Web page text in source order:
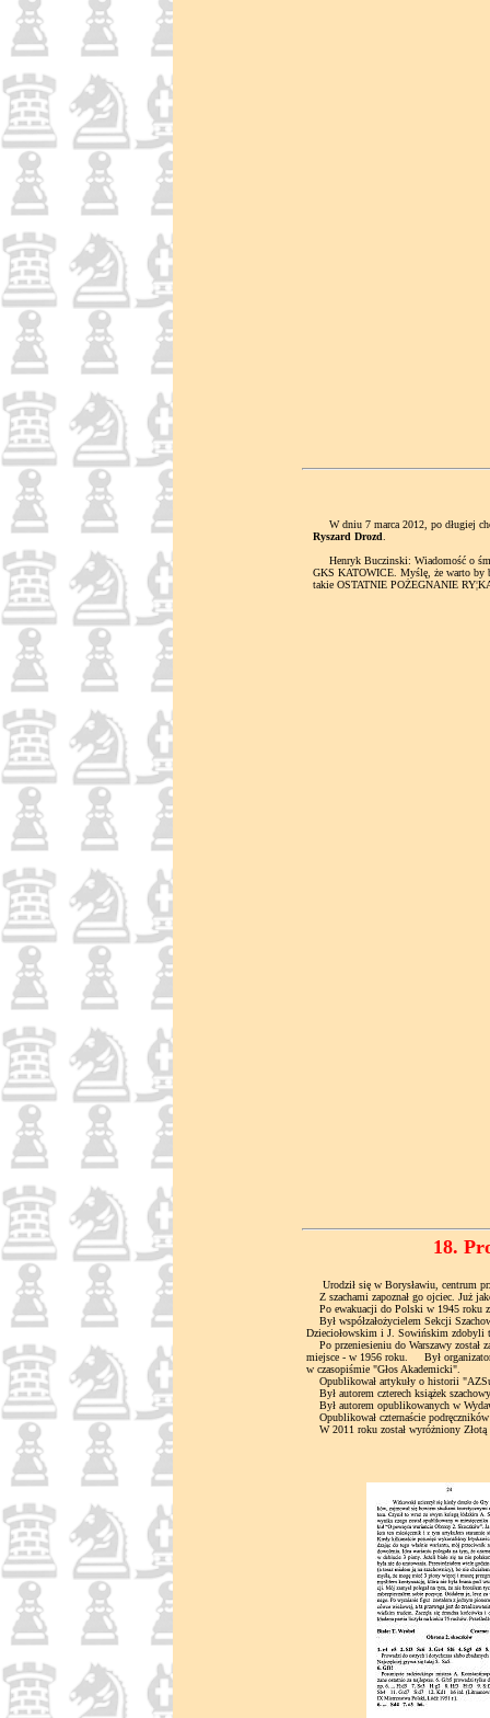
W dniu 7 marca 2012, po długiej
Ryszard Drozd
Henryk Buczinski: Wiadomość o
GKS KATOWICE. Myślę, że warto by
takie OSTATNIE POŻEGNANIE
18.
Urodził się w Borysławiu, centrum
Z szachami zapoznał go ojciec. Już
Po ewakuacji do Polski w 1945 roku
Był współzałożycielem Sekcji
Dzieciołowskim i J. Sowińskim zdobyli
Po przeniesieniu do Warszawy został
miejsce - w 1956 roku. Był
w czasopiśmie "Głos Akademicki".
Opublikował artykuły o historii
Był autorem czterech książek
Był autorem opublikowanych w
Opublikował czternaście
W 2011 roku został wyróżniony Złotą